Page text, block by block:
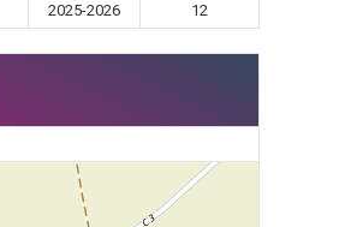
2025-2026 12